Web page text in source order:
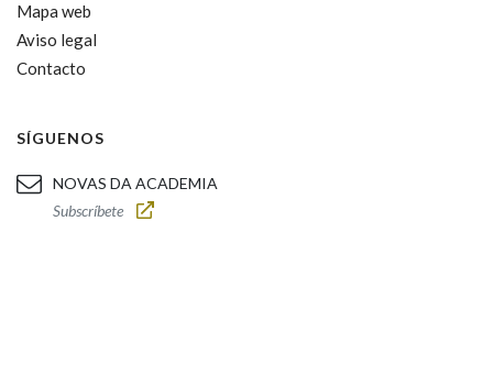
Mapa web
Aviso legal
Contacto
SÍGUENOS
NOVAS DA ACADEMIA
Subscríbete